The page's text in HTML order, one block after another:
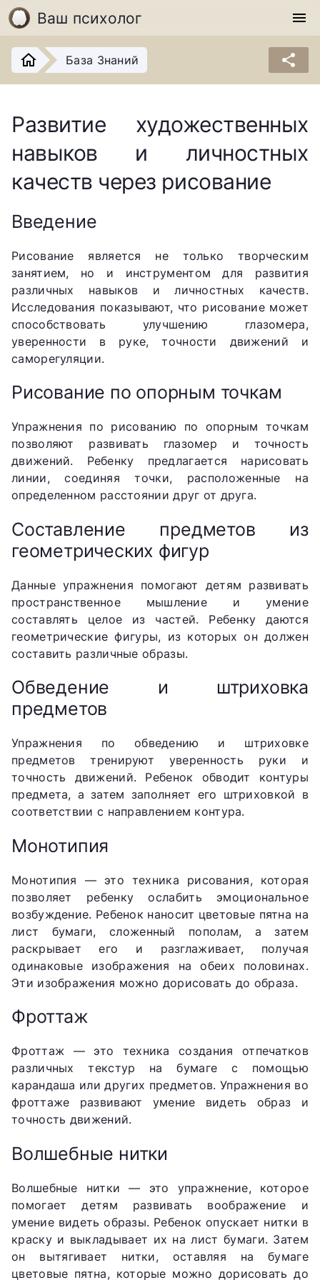
Ваш психолог menu
База Знаний share
Развитие художественных
навыков и личностных
качеств через рисование
Введение
Рисование является не только творческим
занятием, но и инструментом для развития
различных навыков и личностных качеств.
Исследования показывают, что рисование может
способствовать улучшению глазомера,
уверенности в руке, точности движений и
саморегуляции.
Рисование по опорным точкам
Упражнения по рисованию по опорным точкам
позволяют развивать глазомер и точность
движений. Ребенку предлагается нарисовать
линии, соединяя точки, расположенные на
определенном расстоянии друг от друга.
Составление предметов из
геометрических фигур
Данные упражнения помогают детям развивать
пространственное мышление и умение
составлять целое из частей. Ребенку даются
геометрические фигуры, из которых он должен
составить различные образы.
Обведение и штриховка
предметов
Упражнения по обведению и штриховке
предметов тренируют уверенность руки и
точность движений. Ребенок обводит контуры
предмета, а затем заполняет его штриховкой в
соответствии с направлением контура.
Монотипия
Монотипия — это техника рисования, которая
позволяет ребенку ослабить эмоциональное
возбуждение. Ребенок наносит цветовые пятна на
лист бумаги, сложенный пополам, а затем
раскрывает его и разглаживает, получая
одинаковые изображения на обеих половинах.
Эти изображения можно дорисовать до образа.
Фроттаж
Фроттаж — это техника создания отпечатков
различных текстур на бумаге с помощью
карандаша или других предметов. Упражнения во
фроттаже развивают умение видеть образ и
точность движений.
Волшебные нитки
Волшебные нитки — это упражнение, которое
помогает детям развивать воображение и
умение видеть образы. Ребенок опускает нитки в
краску и выкладывает их на лист бумаги. Затем
он вытягивает нитки, оставляя на бумаге
цветовые пятна, которые можно дорисовать до